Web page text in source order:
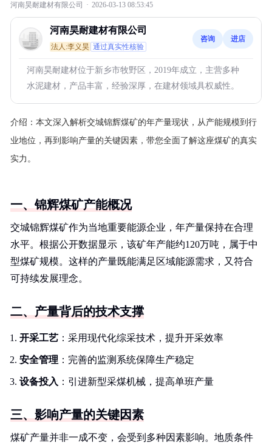
河南昊耐建材有限公司 · 2026-03-13 08:53:45
河南昊耐建材有限公司
法人:李义昊 通过真实性核验
咨询 进店
河南昊耐建材位于新乡市牧野区，2019年成立，主营多种
水泥建材，产品丰富，经验深厚，在建材领域具权威性。
介绍： 本文深入解析交城锦辉煤矿的年产量现状，从产能规模到行
业地位，再到影响产量的关键因素，带您全面了解这座煤矿的真实
实力。
一、锦辉煤矿产能概况
交城锦辉煤矿作为当地重要能源企业，年产量保持在合理
水平。根据公开数据显示，该矿年产能约120万吨，属于中
型煤矿规模。这样的产量既能满足区域能源需求，又符合
可持续发展理念。
二、产量背后的技术支撑
开采工艺 ：采用现代化综采技术，提升开采效率
安全管理 ：完善的监测系统保障生产稳定
设备投入 ：引进新型采煤机械，提高单班产量
三、影响产量的关键因素
煤矿产量并非一成不变，会受到多种因素影响。地质条件